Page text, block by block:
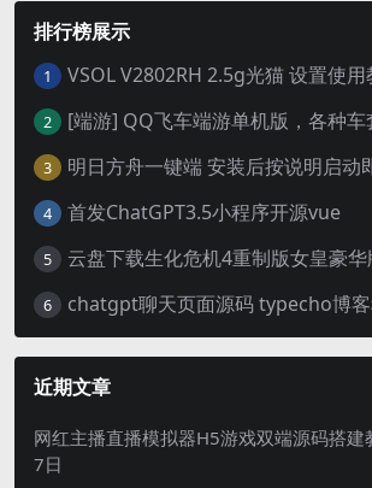
排行榜展示
1
2
3 明日方舟一键端 安装后按说明启动
4 首发ChatGPT3.5小程序开源vue
5
6 chatgpt聊天页面源码 typecho博
近期文章
网红主播直播模拟器H5游戏双端源码搭建
7日